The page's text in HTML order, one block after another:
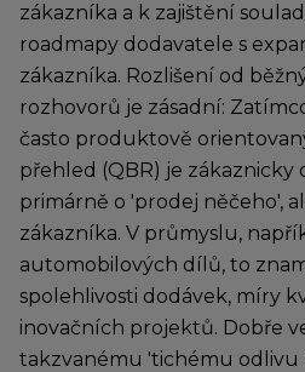
zákazníka a k zajištění
roadmapy dodavatele s
zákazníka. Rozlišení od
rozhovorů je zásadní:
často produktově
přehled (QBR) je zákaznicky
primárně o 'prodej něčeho',
zákazníka. V průmyslu,
automobilových dílů, to
spolehlivosti dodávek, míry
inovačních projektů. Dobře
takzvanému 'tichému odlivu